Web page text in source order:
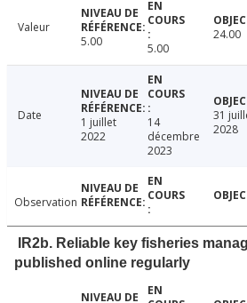
Valeur
5.00
5.00
24.00
Date
1 juillet
2022
14
décembre
2023
31
2028
Observation
IR2b. Reliable key fisheries
published online regularly